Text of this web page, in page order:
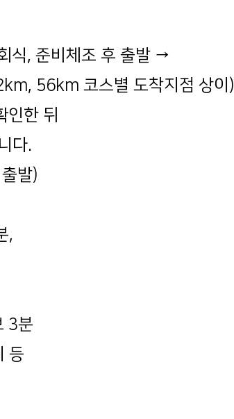
식, 준비체조 후 출발 →
56km 코스별 도착지점 상이)
인한 뒤
다.
발)
,
3분
등